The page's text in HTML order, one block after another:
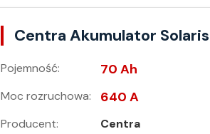
Centra Akumulator
Pojemność: 70 Ah
Moc rozruchowa: 640 A
Producent: Centra